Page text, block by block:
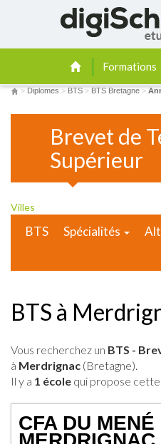
Formations
> Diplomes > BTS > BTS Bretagne >
Brevet de
Supérieur
Villes
BTS Spécialités
BTS à
Vous recherchez un BTS -
à Merdrignac (Bretagne).
Il y a 1 école qui propose
CFA DU MENÉ